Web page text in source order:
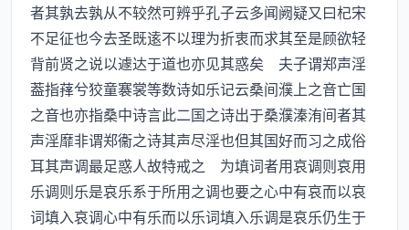
者其孰去孰从不较然可辨乎孔子云多闻阙疑又曰杞宋
不足征也今去圣既逺不以理为折衷而求其至是顾欲轻
背前贤之说以遽达于道也亦见其惑矣 夫子谓郑声淫
葢指萚兮狡童褰裳等数诗如乐记云桑间濮上之音亡国
之音也亦指桑中诗言此二国之诗出于桑濮溱洧间者其
声淫靡非谓郑衞之诗其声尽淫也但其国好而习之成俗
耳其声调最足惑人故特戒之 为填词者用哀调则哀用
乐调则乐是哀乐系于所用之调也要之心中有哀而以哀
词填入哀调心中有乐而以乐词填入乐调是哀乐仍生于